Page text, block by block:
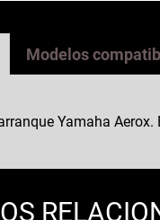
Modelos
Yamaha